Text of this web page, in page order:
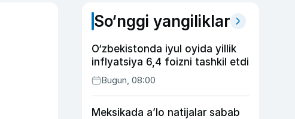
So‘nggi yangiliklar
O‘zbekistonda iyul oyida yillik
inflyatsiya 6,4 foizni tashkil etdi
Bugun, 08:00
Meksikada a’lo natijalar sabab